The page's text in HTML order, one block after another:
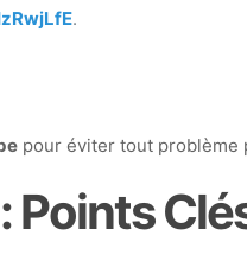
.
pour éviter tout problème
Points